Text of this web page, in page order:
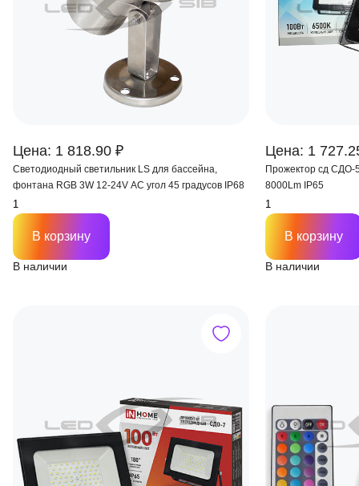
Цена: 1 818.90 ₽
Светодиодный светильник LS для бассейна,
фонтана RGB 3W 12-24V AC угол 45 градусов IP68
В наличии
В корзину
Цена: 1
Прожектор сд СДО-
8000Lm IP65
В наличии
В корзину